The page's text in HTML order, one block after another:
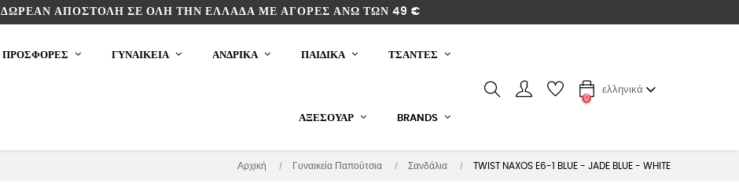
ΔΩΡΕΆΝ ΑΠΟΣΤΟΛΉ ΣΕ ΌΛΗ ΤΗΝ ΕΛΛΆΔΑ ΜΕ ΑΓΟΡΈΣ ΆΝΩ ΤΩΝ 49 €
ΠΡΟΣΦΟΡΕΣ ΓΥΝΑΙΚΕΙΑ ΑΝΔΡΙΚΑ ΠΑΙΔΙΚΆ ΤΣΑΝΤΕΣ
ΑΞΕΣΟΥΆΡ BRANDS
0
ελληνικά
Αρχική Γυναικεία Παπούτσια Σανδάλια TWIST NAXOS E6-1 BLUE - JADE BLUE - WHITE